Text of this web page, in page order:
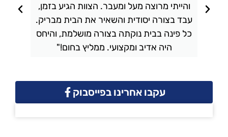
והייתי מרוצה מעל ומעבר. הצוות הגיע בזמן,
עבד בצורה יסודית והשאיר את הבית מבריק.
כל פינה בבית נוקתה בצורה מושלמת, והיחס
היה אדיב ומקצועי. ממליץ בחום!"
עקבו אחרינו בפייסבוק